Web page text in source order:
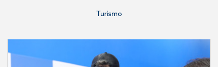
Turismo